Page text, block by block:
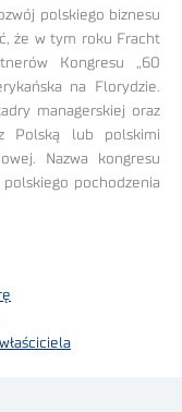
polskiego biznesu
że w tym roku Fracht
Kongresu „60
na Florydzie.
managerskiej oraz
Polską lub polskimi
Nazwa kongresu
pochodzenia